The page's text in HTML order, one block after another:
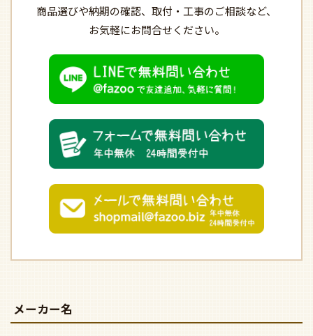
商品選びや納期の確認、 取付・工事のご相談など、
お気軽にお問合せください。
メーカー名